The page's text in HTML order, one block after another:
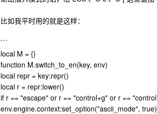
比如我平时用的就是这样：
```
local M = {}
function M.switch_to_en(key, env)
local repr = key:repr()
local r = repr:lower()
if r == "escape" or r == "control+g" or r ==
env.engine.context:set_option("ascii_mode", true)